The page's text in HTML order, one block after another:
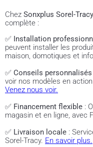
Chez Sonxplus Sorel-Tracy
complète :
✅ Installation
peuvent installer les
maison, domotiques et
✅ Conseils personnalisés
voir nos modèles en
Venez nous voir.
✅ Financement flexible :
magasin et en ligne, avec
✅ Livraison locale :
Sorel-Tracy. En savoir plus.